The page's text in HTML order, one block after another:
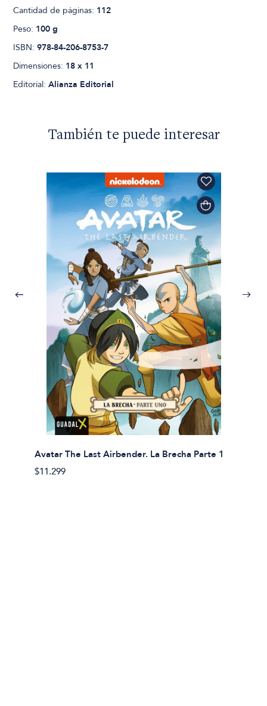
Cantidad de páginas: 112
Peso: 100 g
ISBN:978-84-206-8753-7
Dimensiones: 18 x 11
Editorial:Alianza Editorial
También te puede interesar
Avatar The Last Airbender. La Brecha Parte 1
$11.299